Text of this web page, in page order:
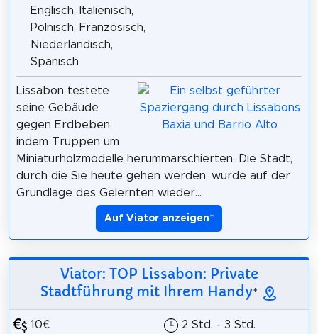
Englisch, Italienisch,
Polnisch, Französisch,
Niederländisch,
Spanisch
Lissabon testete
seine Gebäude
gegen Erdbeben,
indem Truppen um
Miniaturholzmodelle herummarschierten. Die Stadt,
durch die Sie heute gehen werden, wurde auf der
Grundlage des Gelernten wieder...
Auf Viator anzeigen*
Viator: TOP Lissabon: Private
Stadtführung mit Ihrem Handy*
10€ 2 Std. - 3 Std.